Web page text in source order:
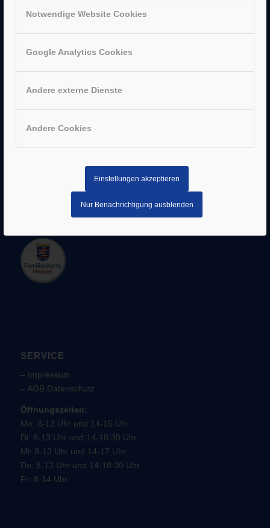
Notwendige Website Cookies
Google Analytics Cookies
Andere externe Dienste
Andere Cookies
Einstellungen akzeptieren
Nur Benachrichtigung ausblenden
–Jobs
–Bergen Enkheim
–Hanau
AUSZEICHNUNGEN
SERVICE
– Impressum
–AGB Datenschutz
Öffnungszeiten:
Mo: 8-13 Uhr und 14-16 Uhr
Di: 8-13 Uhr und 14-18:30 Uhr
Mi: 8-13 Uhr und 14-17 Uhr
Do: 8-13 Uhr und 14-18:30 Uhr
Fr: 8-14 Uhr